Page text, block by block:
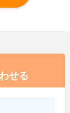
せる